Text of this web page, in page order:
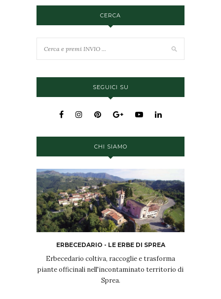
CERCA
SEGUICI SU
CHI SIAMO
ERBECEDARIO - LE ERBE DI SPREA
Erbecedario coltiva, raccoglie e trasforma
piante officinali nell'incontaminato territorio di
Sprea.